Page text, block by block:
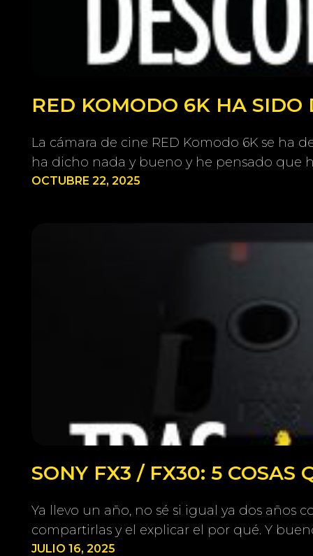
RED KOMODO 6K HA SIDO
La cámara de cine RED Komodo 6K se ha
ha dicho nada y bueno y he pensado que
OCTUBRE 22, 2025
SONY FX3 / FX30: 5 COSAS
Ya llevo un año, no sé si igual ya dos años
compartirlas y el explicar el por qué. Y
JULIO 16, 2025